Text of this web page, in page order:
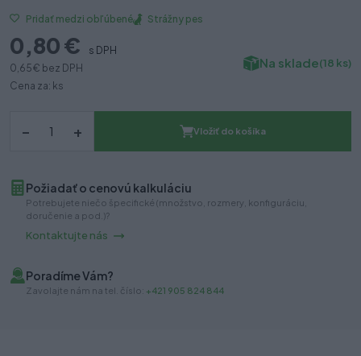
Pridať medzi obľúbené Strážny pes
0,80 €
s DPH
0,65 € bez DPH
Cena za: ks
Na sklade(18 ks)
– + Vložiť do košíka
Požiadať o cenovú kalkuláciu
Potrebujete niečo špecifické (množstvo, rozmery, konfiguráciu,
doručenie a pod.)?
Kontaktujte nás
Poradíme Vám?
Zavolajte nám na tel. číslo: +421 905 824 844